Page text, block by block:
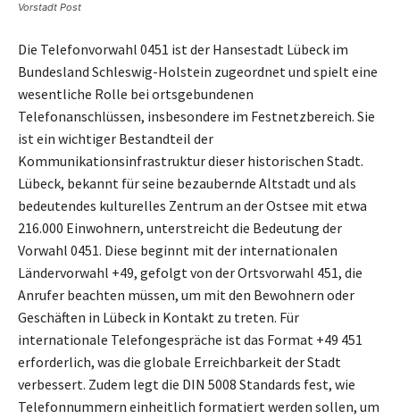
Vorstadt Post
Die Telefonvorwahl 0451 ist der Hansestadt Lübeck im
Bundesland Schleswig-Holstein zugeordnet und spielt eine
wesentliche Rolle bei ortsgebundenen
Telefonanschlüssen, insbesondere im Festnetzbereich. Sie
ist ein wichtiger Bestandteil der
Kommunikationsinfrastruktur dieser historischen Stadt.
Lübeck, bekannt für seine bezaubernde Altstadt und als
bedeutendes kulturelles Zentrum an der Ostsee mit etwa
216.000 Einwohnern, unterstreicht die Bedeutung der
Vorwahl 0451. Diese beginnt mit der internationalen
Ländervorwahl +49, gefolgt von der Ortsvorwahl 451, die
Anrufer beachten müssen, um mit den Bewohnern oder
Geschäften in Lübeck in Kontakt zu treten. Für
internationale Telefongespräche ist das Format +49 451
erforderlich, was die globale Erreichbarkeit der Stadt
verbessert. Zudem legt die DIN 5008 Standards fest, wie
Telefonnummern einheitlich formatiert werden sollen, um